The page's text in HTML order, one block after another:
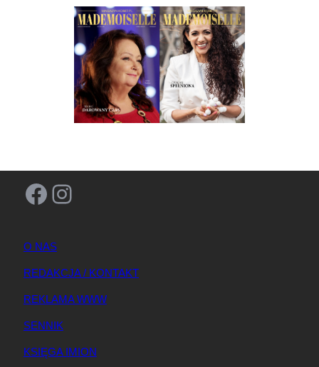
Facebook Instagram
O NAS
REDAKCJA / KONTAKT
REKLAMA WWW
SENNIK
KSIĘGA IMION